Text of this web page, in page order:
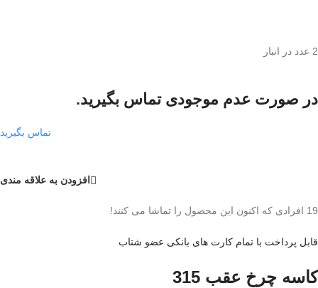
2 عدد در انبار
در صورت عدم موجودی تماس بگیرید.
تماس بگیرید
افزودن به علاقه مندی
19 افرادی که اکنون این محصول را تماشا می کنند!
قابل پرداخت با تمام کارت های بانکی عضو شتاب
کاسه چرخ عقب 315